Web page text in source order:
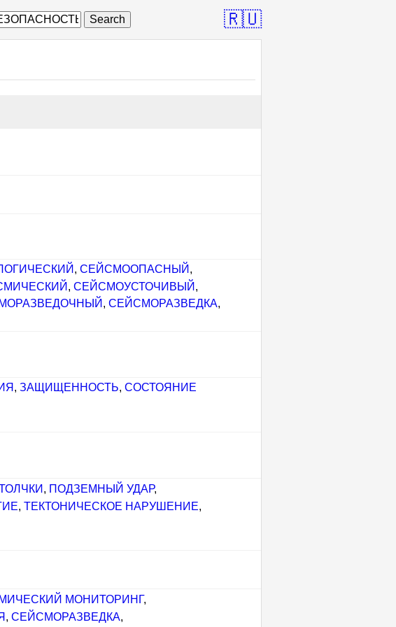
Search 🇷🇺
, СЕЙСМООПАСНЫЙ ,
,СЕЙСМОУСТОЧИВЫЙ ,
,СЕЙСМОРАЗВЕДКА,
, ЗАЩИЩЕННОСТЬ, СОСТОЯНИЕ
, ПОДЗЕМНЫЙ УДАР,
,ТЕКТОНИЧЕСКОЕ НАРУШЕНИЕ,
МОНИТОРИНГ,
,СЕЙСМОРАЗВЕДКА,